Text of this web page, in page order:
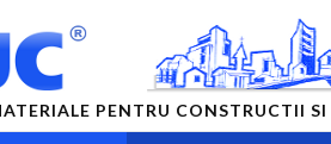
PENTRU CONSTRUCTII